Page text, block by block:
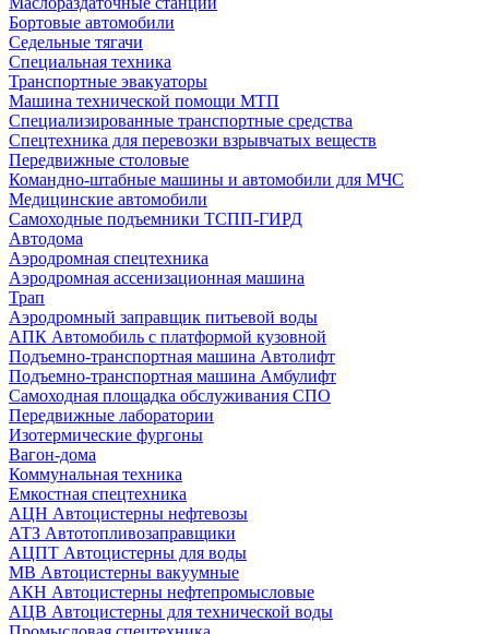
Бортовые автомобили
Седельные тягачи
Специальная техника
Транспортные эвакуаторы
Машина технической помощи МТП
Специализированные транспортные средства
Спецтехника для перевозки взрывчатых веществ
Передвижные столовые
Командно-штабные машины и автомобили для МЧС
Медицинские автомобили
Самоходные подъемники ТСПП-ГИРД
Автодома
Аэродромная спецтехника
Аэродромная ассенизационная машина
Трап
Аэродромный заправщик питьевой воды
АПК Автомобиль с платформой кузовной
Подъемно-транспортная машина Автолифт
Подъемно-транспортная машина Амбулифт
Самоходная площадка обслуживания СПО
Передвижные лаборатории
Изотермические фургоны
Вагон-дома
Коммунальная техника
Емкостная спецтехника
АЦН Автоцистерны нефтевозы
АТЗ Автотопливозаправщики
АЦПТ Автоцистерны для воды
МВ Автоцистерны вакуумные
АКН Автоцистерны нефтепромысловые
АЦВ Автоцистерны для технической воды